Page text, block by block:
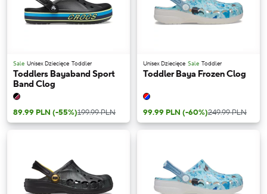
Sale Unisex Dziecięce Toddler
Toddlers Bayaband Sport
Band Clog
89.99 PLN (-55%)199.99 PLN
Unisex Dziecięce Sale Toddler
Toddler Baya Frozen Clog
99.99 PLN (-60%)249.99 PLN